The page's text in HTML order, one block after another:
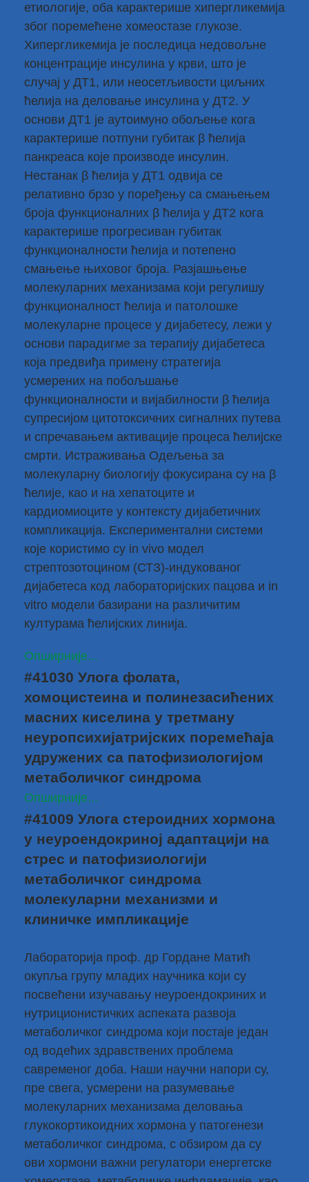
етиологије, оба карактерише хипергликемија
због поремећене хомеостазе глукозе.
Хипергликемија је последица недовољне
концентрације инсулина у крви, што је
случај у ДТ1, или неосетљивости циљних
ћелија на деловање инсулина у ДТ2. У
основи ДТ1 је аутоимуно обољење кога
карактерише потпуни губитак β ћелија
панкреаса које производе инсулин.
Нестанак β ћелија у ДТ1 одвија се
релативно брзо у поређењу са смањењем
броја функционалних β ћелија у ДТ2 кога
карактерише прогресиван губитак
функционалности ћелија и потепено
смањење њиховог броја. Разјашњење
молекуларних механизама који регулишу
функционалност ћелија и патолошке
молекуларне процесе у дијабетесу, лежи у
основи парадигме за терапију дијабетеса
која предвиђа примену стратегија
усмерених на побољшање
функционалности и вијабилности β ћелија
супресијом цитотоксичних сигналних путева
и спречавањем активације процеса ћелијске
смрти. Истраживања Одељења за
молекуларну биологију фокусирана су на β
ћелије, као и на хепатоците и
кардиомиоците у контексту дијабетичних
компликација. Експериментални системи
које користимо су in vivo модел
стрептозотоцином (СТЗ)-индукованог
дијабетеса код лабораторијских пацова и in
vitro модели базирани на различитим
културама ћелијских линија.
Опширније...
#41030 Улога фолата,
хомоцистеина и полинезасићених
масних киселина у третману
неуропсихијатријских поремећаја
удружених са патофизиологијом
метаболичког синдрома
Опширније...
#41009 Улога стероидних хормона
у неуроендокриној адаптацији на
стрес и патофизиологији
метаболичког синдрома
молекуларни механизми и
клиничке импликације
Лабораторија проф. др Гордане Матић
окупља групу младих научника који су
посвећени изучавању неуроендокриних и
нутриционистичких аспеката развоја
метаболичког синдрома који постаје један
од водећих здравствених проблема
савременог доба. Наши научни напори су,
пре свега, усмерени на разумевање
молекуларних механизама деловања
глукокортикоидних хормона у патогенези
метаболичког синдрома, с обзиром да су
ови хормони важни регулатори енергетске